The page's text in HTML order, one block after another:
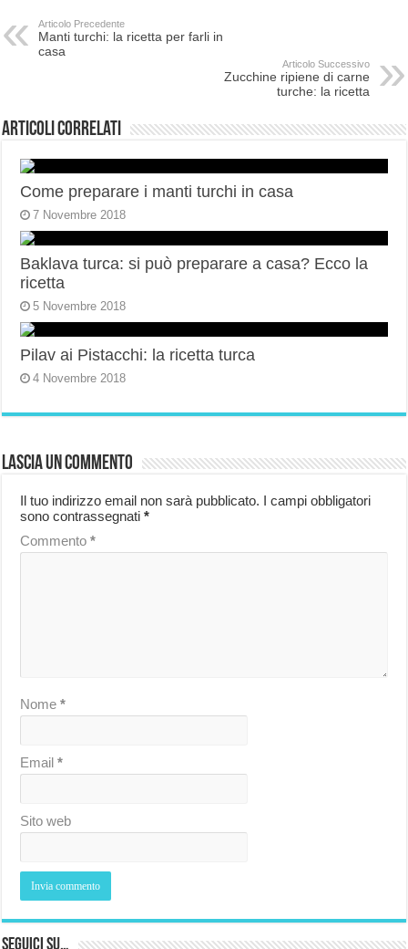
Articolo Precedente
Manti turchi: la ricetta per farli in
casa
Articolo Successivo
Zucchine ripiene di carne
turche: la ricetta
Articoli correlati
Come preparare i manti turchi in casa
7 Novembre 2018
Baklava turca: si può preparare a casa? Ecco la
ricetta
5 Novembre 2018
Pilav ai Pistacchi: la ricetta turca
4 Novembre 2018
Lascia un commento
Il tuo indirizzo email non sarà pubblicato. I campi obbligatori
sono contrassegnati*
Commento*
Nome*
Email*
Sito web